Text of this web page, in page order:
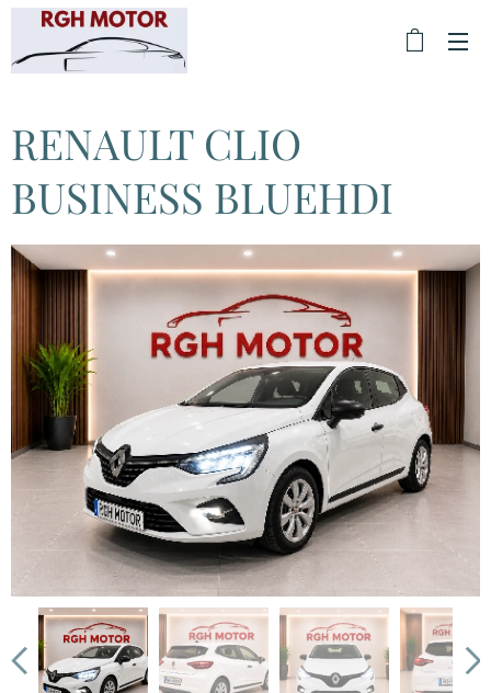
RENAULT CLIO
BUSINESS BLUEHDI